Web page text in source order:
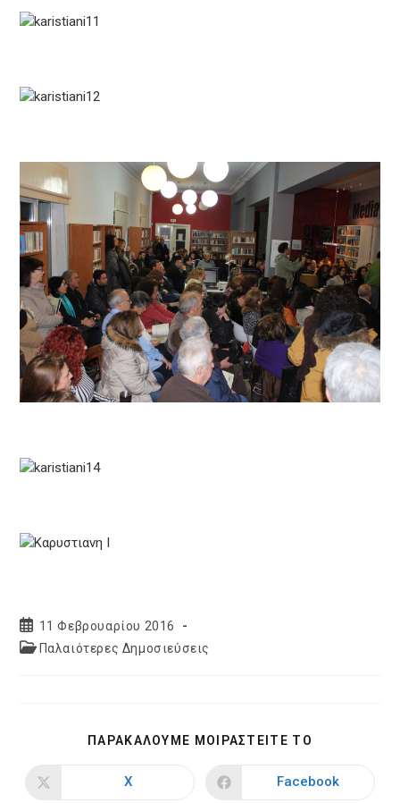
Post
published:
11 Φεβρουαρίου 2016
PostΠαλαιότερες Δημοσιεύσεις
ΠΑΡΑΚΑΛΟΥΜΕ ΜΟΙΡΑΣΤΕΙΤΕ ΤΟ
CONTENT
Opens
X
Opens
Facebook